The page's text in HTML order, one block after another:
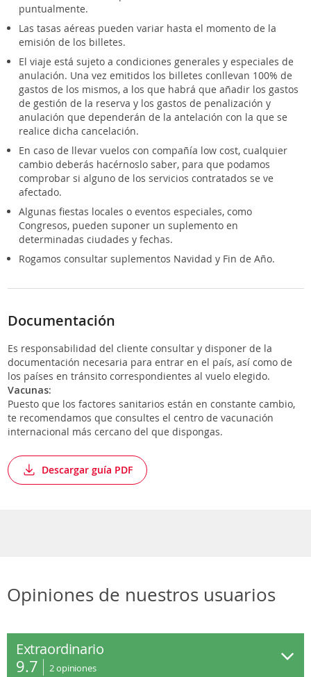
puntualmente.
Las tasas aéreas pueden variar hasta el momento de la
emisión de los billetes.
El viaje está sujeto a condiciones generales y especiales de
anulación. Una vez emitidos los billetes conllevan 100% de
gastos de los mismos, a los que habrá que añadir los gastos
de gestión de la reserva y los gastos de penalización y
anulación que dependerán de la antelación con la que se
realice dicha cancelación.
En caso de llevar vuelos con compañía low cost, cualquier
cambio deberás hacérnoslo saber, para que podamos
comprobar si alguno de los servicios contratados se ve
afectado.
Algunas fiestas locales o eventos especiales, como
Congresos, pueden suponer un suplemento en
determinadas ciudades y fechas.
Rogamos consultar suplementos Navidad y Fin de Año.
Documentación
Es responsabilidad del cliente consultar y disponer de la
documentación necesaria para entrar en el país, así como de
los países en tránsito correspondientes al vuelo elegido.
Vacunas:
Puesto que los factores sanitarios están en constante cambio,
te recomendamos que consultes el centro de vacunación
internacional más cercano del que dispongas.
Descargar guía PDF
Opiniones de nuestros usuarios
Extraordinario
9.7 2opiniones